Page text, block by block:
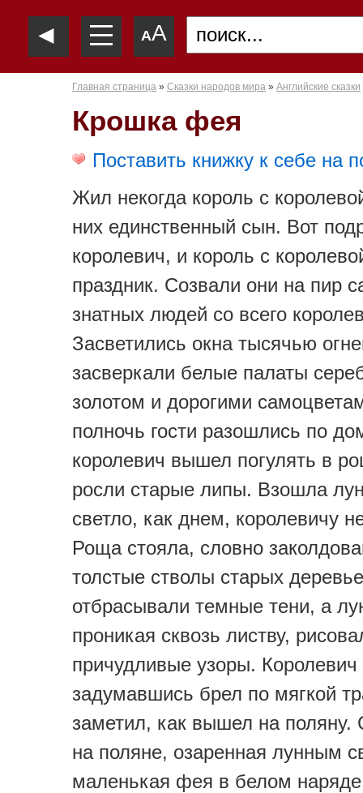
◄ —
—
— AA
Главная страница » Сказки народов мира » Английские сказки
Крошка фея
Поставить книжку к себе на
Жил некогда король с
них единственный сын. Вот
королевич, и король с
праздник. Созвали они на пир
знатных людей со всего
Засветились окна тысячью
засверкали белые палаты
золотом и дорогими
полночь гости разошлись по
королевич вышел погулять в
росли старые липы. Взошла
светло, как днем, королевичу
Роща стояла, словно
толстые стволы старых
отбрасывали темные тени, а
проникая сквозь листву,
причудливые узоры. Королевич
задумавшись брел по мягкой
заметил, как вышел на поляну.
на поляне, озаренная лунным
маленькая фея в белом